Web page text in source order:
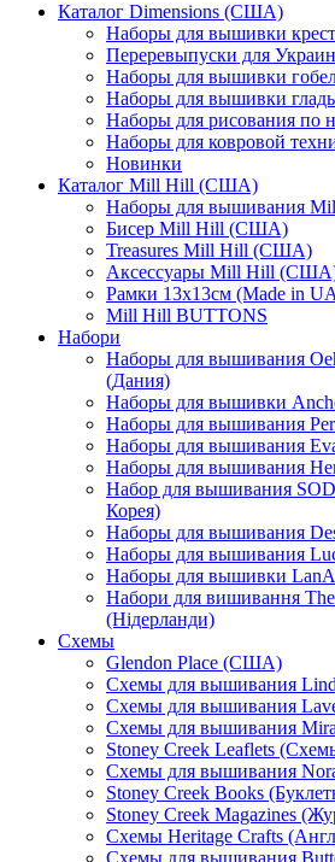
Каталог Dimensions (США)
Наборы для вышивки
Переревыпуски для
Наборы для вышивки
Наборы для вышивки
Наборы для рисования по
Наборы для ковровой
Новинки
Каталог Mill Hill (США)
Наборы для вышивания
Бисер Mill Hill (США)
Treasures Mill Hill (США)
Аксессуары Mill Hill
Рамки 13х13см (Made in
Mill Hill BUTTONS
Набори
Наборы для вышивания
(Дания)
Наборы для вышивки
Наборы для вышивания
Наборы для вышивания
Наборы для вышивания
Набор для вышивания
Корея)
Наборы для вышивания
Наборы для вышивания
Наборы для вышивки
Набори для вишивання
(Нідерланди)
Схемы
Glendon Place (США)
Схемы для вышивания
Схемы для вышивания
Схемы для вышивания
Stoney Creek Leaflets
Схемы для вышивания
Stoney Creek Books
Stoney Creek Magazines
Схемы Heritage Crafts
Схемы для вышивания